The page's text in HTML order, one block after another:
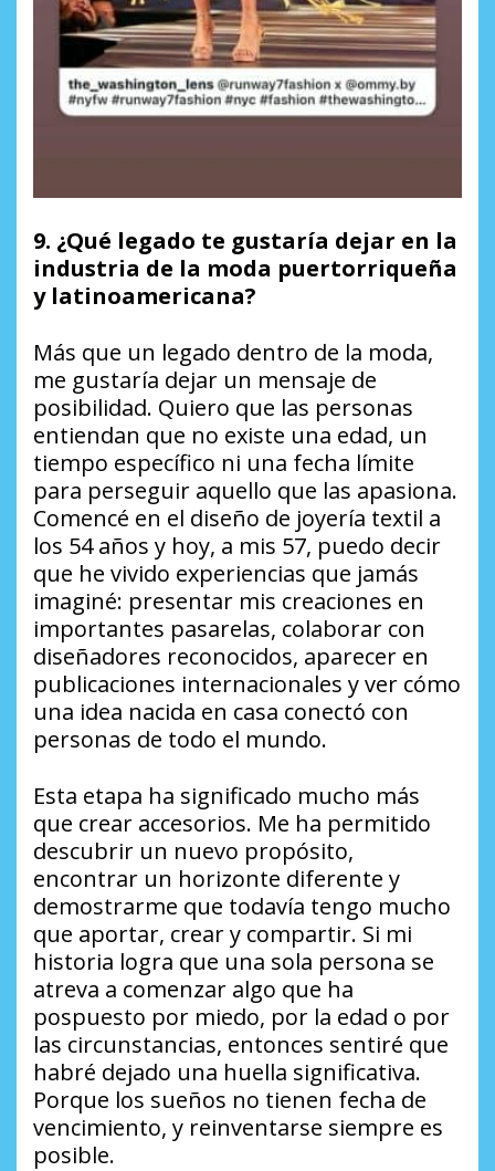
9. ¿Qué legado te gustaría dejar en la
industria de la moda puertorriqueña
y latinoamericana?
Más que un legado dentro de la moda,
me gustaría dejar un mensaje de
posibilidad. Quiero que las personas
entiendan que no existe una edad, un
tiempo específico ni una fecha límite
para perseguir aquello que las apasiona.
Comencé en el diseño de joyería textil a
los 54 años y hoy, a mis 57, puedo decir
que he vivido experiencias que jamás
imaginé: presentar mis creaciones en
importantes pasarelas, colaborar con
diseñadores reconocidos, aparecer en
publicaciones internacionales y ver cómo
una idea nacida en casa conectó con
personas de todo el mundo.
Esta etapa ha significado mucho más
que crear accesorios. Me ha permitido
descubrir un nuevo propósito,
encontrar un horizonte diferente y
demostrarme que todavía tengo mucho
que aportar, crear y compartir. Si mi
historia logra que una sola persona se
atreva a comenzar algo que ha
pospuesto por miedo, por la edad o por
las circunstancias, entonces sentiré que
habré dejado una huella significativa.
Porque los sueños no tienen fecha de
vencimiento, y reinventarse siempre es
posible.